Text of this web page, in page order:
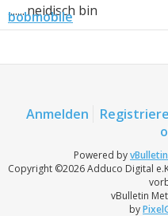
........neidisch bin
Anmelden
Powered by
Copyright ©2026 Adduco Digital
vBulletin
by